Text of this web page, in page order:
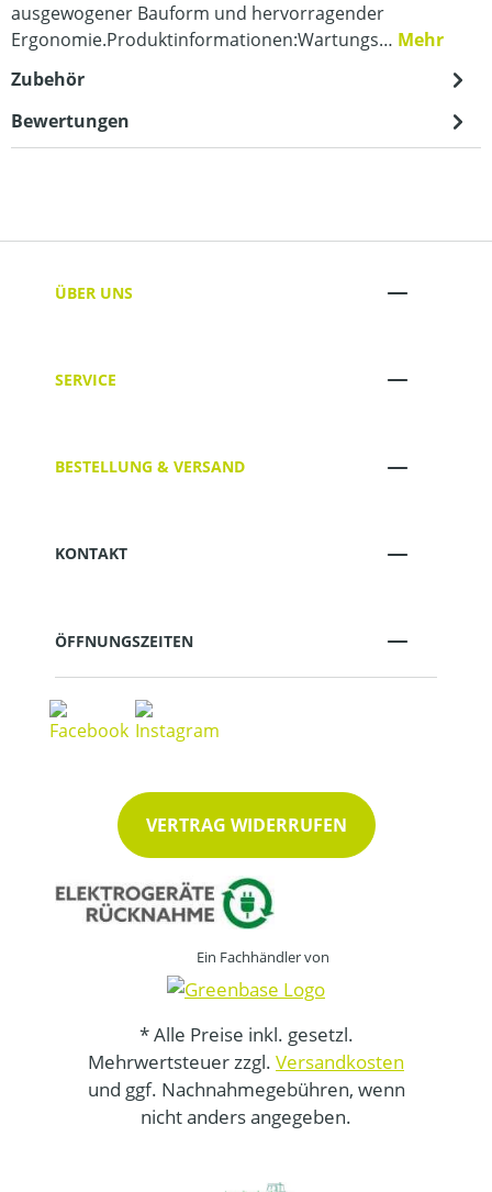
ausgewogener Bauform und hervorragender
Ergonomie.Produktinformationen:Wartungs… Mehr
Zubehör
Bewertungen
ÜBER UNS
SERVICE
BESTELLUNG & VERSAND
KONTAKT
ÖFFNUNGSZEITEN
VERTRAG WIDERRUFEN
Ein Fachhändler von
* Alle Preise inkl. gesetzl.
Mehrwertsteuer zzgl. Versandkosten
und ggf. Nachnahmegebühren, wenn
nicht anders angegeben.